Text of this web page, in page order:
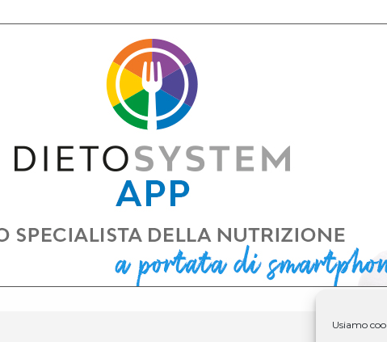
Usiamo